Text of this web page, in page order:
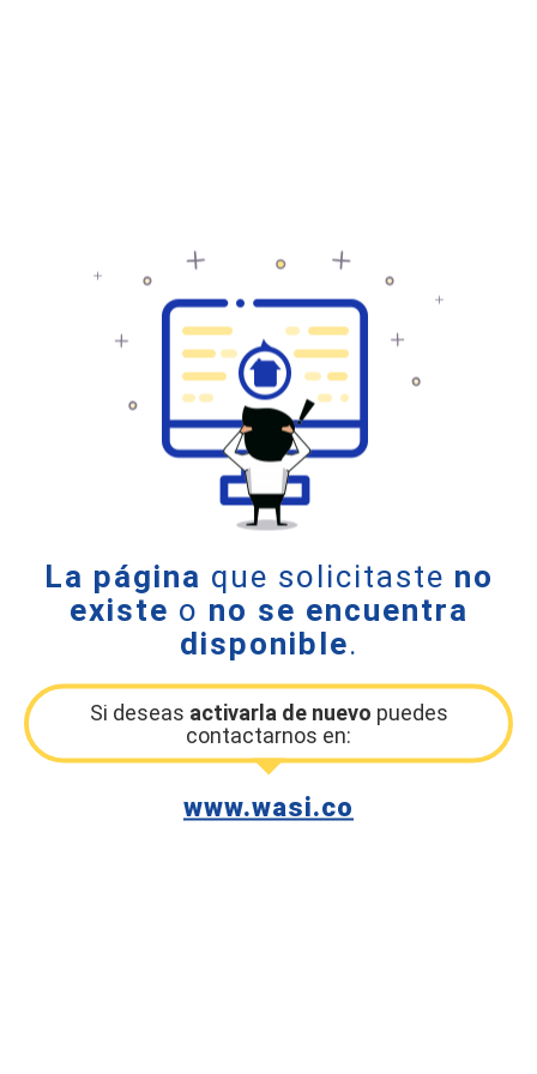
La página que solicitaste no
existe o no se encuentra
disponible.
Si deseas activarla de nuevo puedes
contactarnos en:
www.wasi.co